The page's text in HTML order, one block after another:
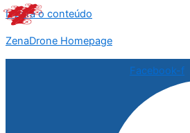
Ir para o conteúdo
ZenaDrone Homepage
Facebook-f